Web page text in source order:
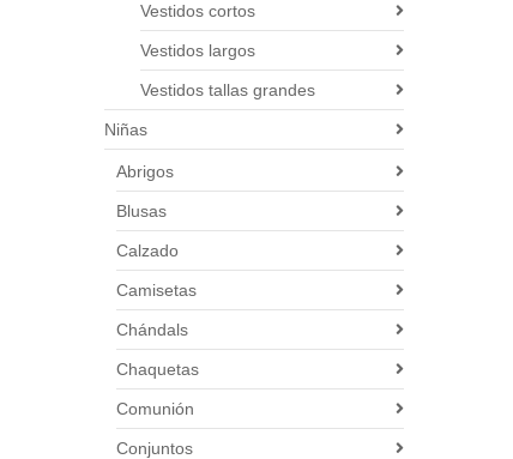
Vestidos cortos
Vestidos largos
Vestidos tallas grandes
Niñas
Abrigos
Blusas
Calzado
Camisetas
Chándals
Chaquetas
Comunión
Conjuntos